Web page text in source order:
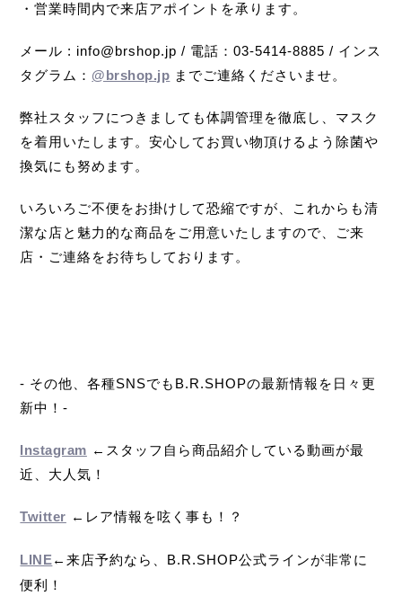
・営業時間内で来店アポイントを承ります。
メール : info@brshop.jp / 電話：03-5414-8885 / インス
タグラム： @brshop.jp までご連絡くださいませ。
弊社スタッフにつきましても体調管理を徹底し、マスク
を着用いたします。安心してお買い物頂けるよう除菌や
換気にも努めます。
いろいろご不便をお掛けして恐縮ですが、これからも清
潔な店と魅力的な商品をご用意いたしますので、ご来
店・ご連絡をお待ちしております。
- その他、各種SNSでもB.R.SHOPの最新情報を日々更
新中！-
Instagram ←スタッフ自ら商品紹介している動画が最
近、大人気！
Twitter ←レア情報を呟く事も！？
LINE←来店予約なら、B.R.SHOP公式ラインが非常に
便利！